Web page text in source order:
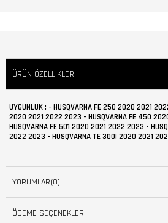
ÜRÜN ÖZELLIKLERI
UYGUNLUK : - HUSQVARNA FE 250 2020 2021
2020 2021 2022 2023 - HUSQVARNA FE 450
HUSQVARNA FE 501 2020 2021 2022 2023 -
2022 2023 - HUSQVARNA TE 300I 2020 2021
YORUMLAR(0)
ÖDEME SEÇENEKLERI